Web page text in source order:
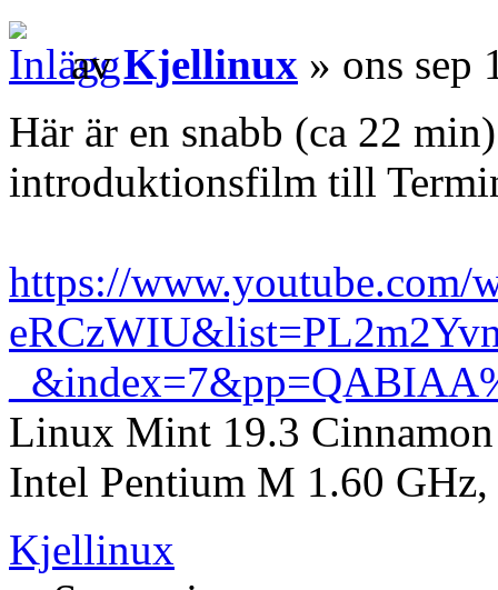
avKjellinux » ons sep
Här är en snabb (ca 22
introduktionsfilm till
https://www.youtube.com/
Linux Mint 19.3
Intel Pentium M 1.60
Kjellinux